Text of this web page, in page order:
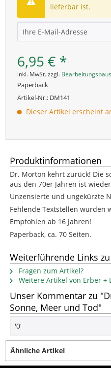
lieferbar ist.
6,95 € *
inkl. MwSt. zzgl.
Paperback
Artikel-Nr.: DM141
Dieser Artikel erscheint
Produktinformationen
Dr. Morton kehrt zurück! Die
aus den 70er Jahren ist
Unzensierte und ungekürzte
Fehlende Textstellen wurden
Empfohlen ab 16 Jahren!
Paperback, ca. 70 Seiten.
Weiterführende Links zu
Fragen zum Artikel?
Weitere Artikel von Erber +
Unser Kommentar zu
Sonne, Meer und Tod"
'0'
Ähnliche Artikel